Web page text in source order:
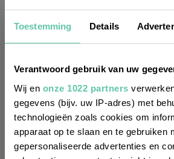
Toestemming Details
Verantwoord gebruik van uw
Wij en onze 1022 partners
gegevens (bijv. uw IP-adres) met
technologieën zoals cookies om
apparaat op te slaan en te gebruiken
gepersonaliseerde advertenties en
Wil je altijd als eerste op de
van de laatste nieuwtjes,
en inspirerende tips voor
je dan aan voor onze 2-
nieuwsbrief. Zo